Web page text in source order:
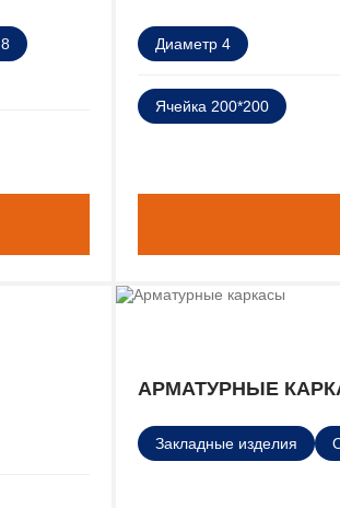
Диаметр 4
Ячейка 200*200
АРМАТУРНЫЕ
Закладные изделия